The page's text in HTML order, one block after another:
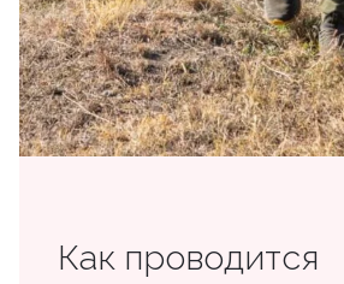
Как проводится